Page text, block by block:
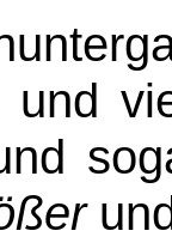
und